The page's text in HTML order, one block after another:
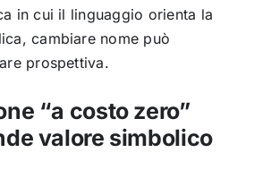
in cui il linguaggio orienta la
cambiare nome può
prospettiva.
“a costo zero”
valore simbolico